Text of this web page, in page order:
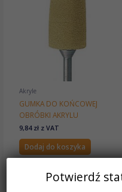
Akryle
GUMKA DO KOŃCOWEJ
OBRÓBKI AKRYLU
9,84 zł z VAT
Dodaj do koszyka
Potwierdź